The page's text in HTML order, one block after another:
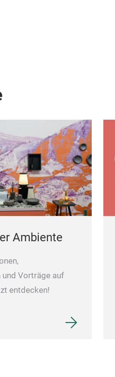
Ambiente
und Vorträge auf
entdecken!